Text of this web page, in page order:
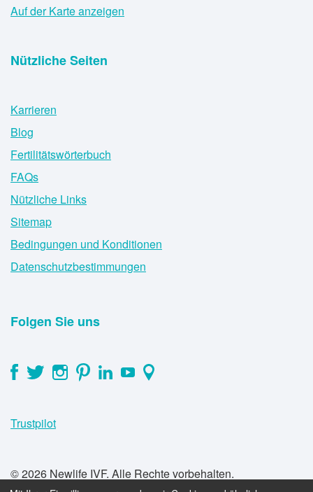
Auf der Karte anzeigen
Nützliche Seiten
Karrieren
Blog
Fertilitätswörterbuch
FAQs
Nützliche Links
Sitemap
Bedingungen und Konditionen
Datenschutzbestimmungen
Folgen Sie uns
Trustpilot
© 2026 Newlife IVF. Alle Rechte vorbehalten.